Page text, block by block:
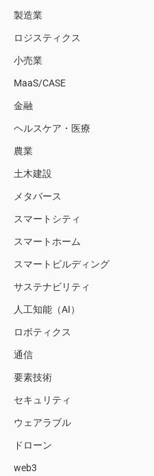
製造業
ロジスティクス
小売業
MaaS/CASE
金融
ヘルスケア・医療
農業
土木建設
メタバース
スマートシティ
スマートホーム
スマートビルディング
サステナビリティ
人工知能（AI）
ロボティクス
通信
要素技術
セキュリティ
ウェアラブル
ドローン
web3